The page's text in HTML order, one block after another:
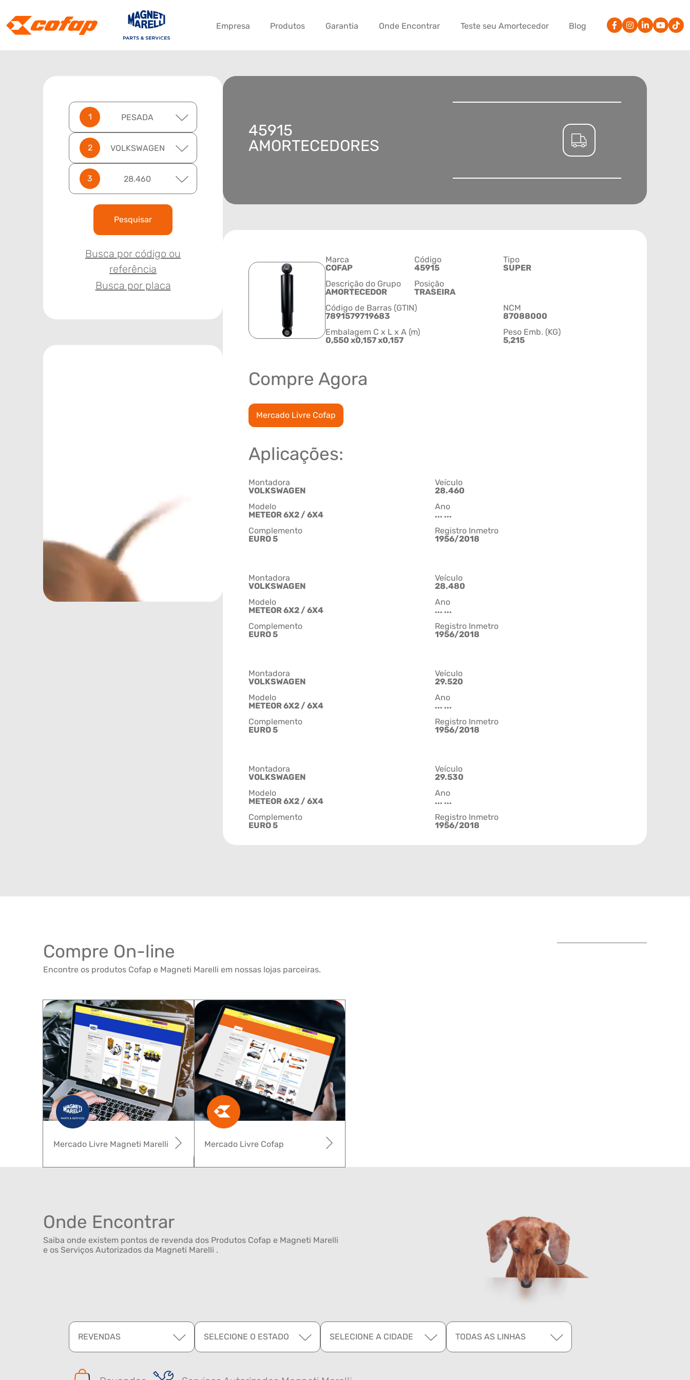
Empresa Produtos Garantia Onde Encontrar Teste seu Amortecedor Blog
PESADA
VOLKSWAGEN
28.460
Pesquisar
Busca por código ou
referência
Busca por placa
45915
AMORTECEDORES
Marca
COFAP
Código
45915
Tipo
SUPER
Descrição do Grupo
AMORTECEDOR
Posição
TRASEIRA
Código de Barras (GTIN)
7891579719683
NCM
87088000
Embalagem C x L x A (m)
0,550 x0,157 x0,157
Peso Emb. (KG)
5,215
Compre Agora
Mercado Livre Cofap
Aplicações:
Montadora
VOLKSWAGEN
Veículo
28.460
Modelo
METEOR 6X2 / 6X4
Ano
... ...
Complemento
EURO 5
Registro Inmetro
1956/2018
Montadora
VOLKSWAGEN
Veículo
28.480
Modelo
METEOR 6X2 / 6X4
Ano
... ...
Complemento
EURO 5
Registro Inmetro
1956/2018
Montadora
VOLKSWAGEN
Veículo
29.520
Modelo
METEOR 6X2 / 6X4
Ano
... ...
Complemento
EURO 5
Registro Inmetro
1956/2018
Montadora
VOLKSWAGEN
Veículo
29.530
Modelo
METEOR 6X2 / 6X4
Ano
... ...
Complemento
EURO 5
Registro Inmetro
1956/2018
Compre On-line
Encontre os produtos Cofap e Magneti Marelli em nossas lojas parceiras.
Mercado Livre Cofap
Mercado Livre Magneti Marelli
Onde Encontrar
Saiba onde existem pontos de revenda dos Produtos Cofap e Magneti Marelli
e os Serviços Autorizados da Magneti Marelli .
REVENDAS SELECIONE O ESTADO SELECIONE A CIDADE TODAS AS LINHAS